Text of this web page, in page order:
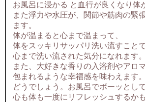
お風呂に浸かる と血行が良くなり体
また浮力や水圧が、関節や筋肉の緊
ます。
体が温まると心まで温まって、
体をスッキリサッパリ洗い流すこと
心まで洗い流された気分になれます。
また、大好きな香りの入浴剤やアロ
包まれるような幸福感を味わえます。
どうでしょう。お風呂でボーッとし
心も体も一度にリフレッシュするか